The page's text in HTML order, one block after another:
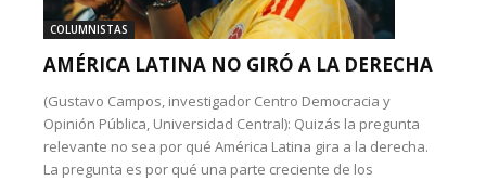
COLUMNISTAS
AMÉRICA LATINA NO GIRÓ A LA DERECHA
(Gustavo Campos, investigador Centro Democracia y
Opinión Pública, Universidad Central): Quizás la pregunta
relevante no sea por qué América Latina gira a la derecha.
La pregunta es por qué una parte creciente de los